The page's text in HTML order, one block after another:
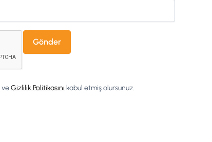
veGizlilik Politikasını kabul etmiş olursunuz.